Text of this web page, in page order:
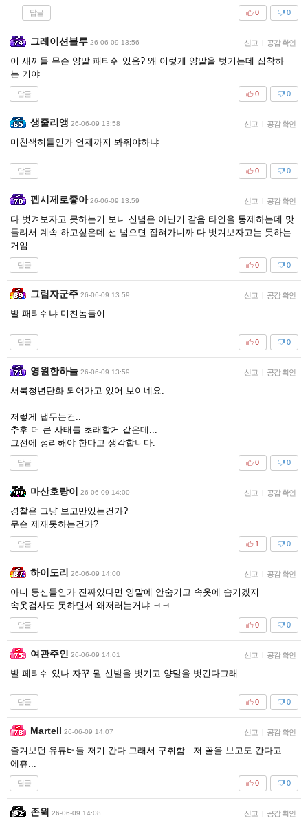
답글 0
0
그레이션블루 26-06-09 13:56 신고 | 공감 확인
이 새끼들 무슨 양말 패티쉬 있음? 왜 이렇게 양말을 벗기는데 집착하
는 거야
답글 0
0
생줄리앵 26-06-09 13:58 신고 | 공감 확인
미친색히들인가 언제까지 봐줘야하냐
답글 0
0
펩시제로좋아 26-06-09 13:59 신고 | 공감 확인
다 벗겨보자고 못하는거 보니 신념은 아닌거 같음 타인을 통제하는데 맛
들려서 계속 하고싶은데 선 넘으면 잡혀가니까 다 벗겨보자고는 못하는
거임
답글 0
0
그림자군주 26-06-09 13:59 신고 | 공감 확인
발 패티쉬냐 미친놈들이
답글 0
0
영원한하늘 26-06-09 13:59 신고 | 공감 확인
서북청년단화 되어가고 있어 보이네요.
저렇게 냅두는건..
추후 더 큰 사태를 초래할거 같은데...
그전에 정리해야 한다고 생각합니다.
답글 0
0
마산호랑이 26-06-09 14:00 신고 | 공감 확인
경찰은 그냥 보고만있는건가?
무슨 제재못하는건가?
답글 0
1
하이도리 26-06-09 14:00 신고 | 공감 확인
아니 등신들인가 진짜있다면 양말에 안숨기고 속옷에 숨기겠지
속옷검사도 못하면서 왜저러는거냐 ㅋㅋ
답글 0
0
여관주인 26-06-09 14:01 신고 | 공감 확인
발 페티쉬 있나 자꾸 뭘 신발을 벗기고 양말을 벗긴다그래
답글 0
0
Martell 26-06-09 14:07 신고 | 공감 확인
즐겨보던 유튜버들 저기 간다 그래서 구취함...저 꼴을 보고도 간다고....
에휴...
답글 0
0
존윅 26-06-09 14:08 신고 | 공감 확인